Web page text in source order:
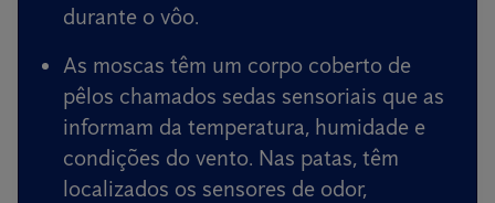
durante o vôo.
As moscas têm um corpo coberto de
pêlos chamados sedas sensoriais que as
informam da temperatura, humidade e
condições do vento. Nas patas, têm
localizados os sensores de odor,